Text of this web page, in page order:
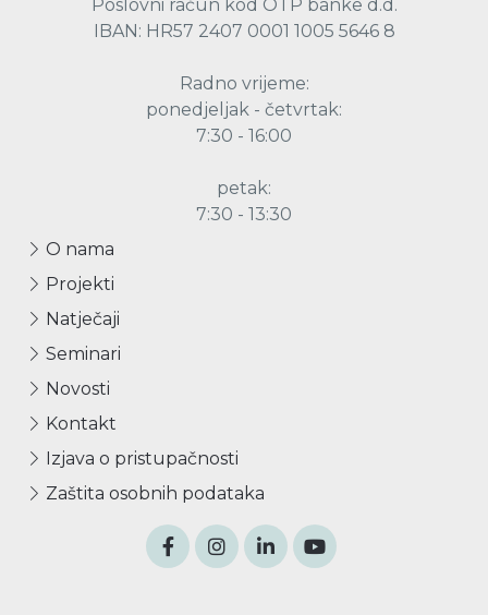
Poslovni račun kod OTP banke d.d.
IBAN: HR57 2407 0001 1005 5646 8
Radno vrijeme:
ponedjeljak - četvrtak:
7:30 - 16:00
petak:
7:30 - 13:30
O nama
Projekti
Natječaji
Seminari
Novosti
Kontakt
Izjava o pristupačnosti
Zaštita osobnih podataka